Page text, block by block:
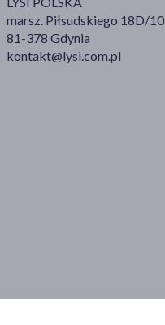
marsz. Piłsudskiego 18D/10
81-378 Gdynia
kontakt@lysi.com.pl